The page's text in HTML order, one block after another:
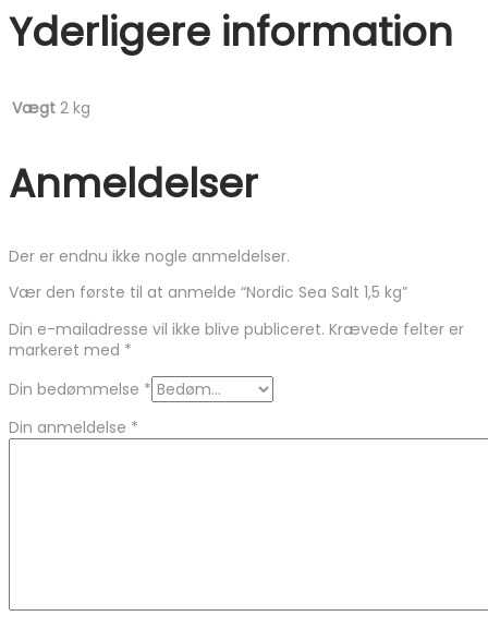
Yderligere information
Vægt 2 kg
Anmeldelser
Der er endnu ikke nogle anmeldelser.
Vær den første til at anmelde “Nordic Sea Salt 1,5 kg”
Din e-mailadresse vil ikke blive publiceret. Krævede felter er
markeret med *
Din bedømmelse *
Din anmeldelse *